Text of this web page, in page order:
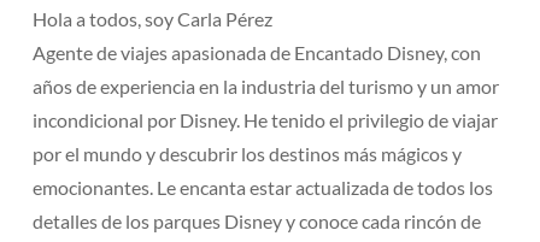
Hola a todos, soy Carla Pérez
Agente de viajes apasionada de Encantado Disney, con
años de experiencia en la industria del turismo y un amor
incondicional por Disney. He tenido el privilegio de viajar
por el mundo y descubrir los destinos más mágicos y
emocionantes. Le encanta estar actualizada de todos los
detalles de los parques Disney y conoce cada rincón de